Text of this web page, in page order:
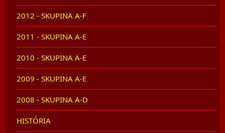
2012 - SKUPINA A-F
2011 - SKUPINA A-E
2010 - SKUPINA A-E
2009 - SKUPINA A-E
2008 - SKUPINA A-D
HISTÓRIA